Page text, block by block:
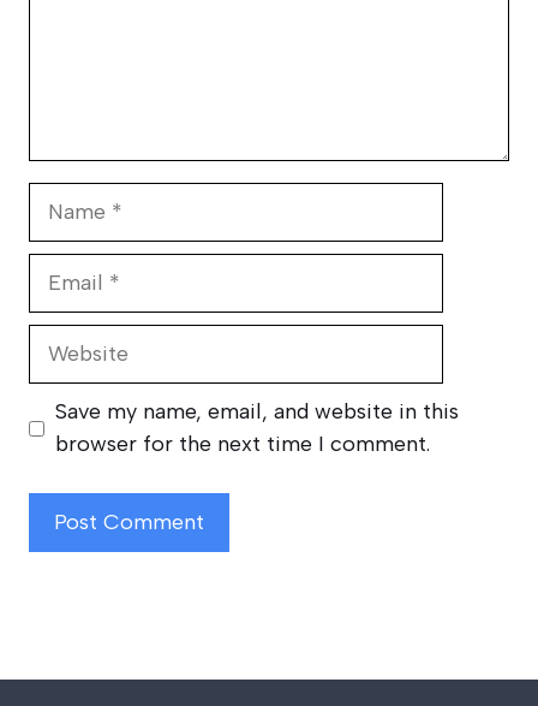
Website
Save my name, email, and website in this
browser for the next time I comment.